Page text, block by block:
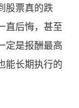
股票真的跌
直后悔，甚至
定是报酬最高
能长期执行的